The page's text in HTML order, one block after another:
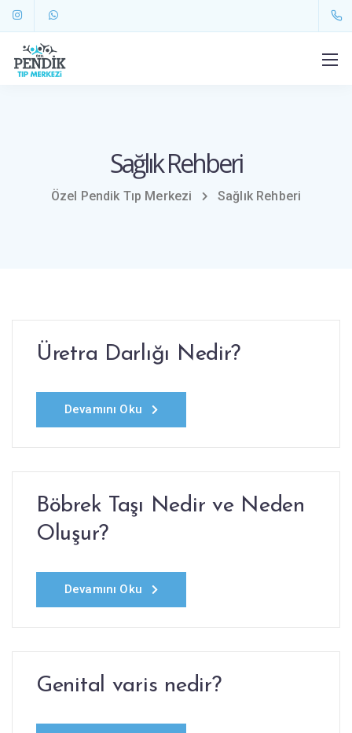
Sağlık Rehberi
Özel Pendik Tıp Merkezi Sağlık Rehberi
Üretra Darlığı Nedir?
Devamını Oku
Böbrek Taşı Nedir ve Neden
Oluşur?
Devamını Oku
Genital varis nedir?